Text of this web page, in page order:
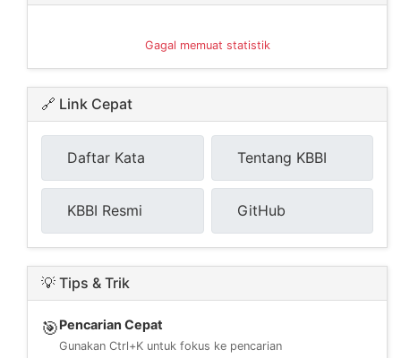
Gagal memuat statistik
🔗 Link Cepat
Daftar Kata Tentang KBBI
KBBI Resmi GitHub
💡 Tips & Trik
🎯Pencarian Cepat
Gunakan Ctrl+K untuk fokus ke pencarian